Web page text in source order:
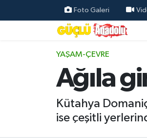
Foto Galeri
YAŞAM-ÇEVRE
Ağıla
Kütahya
ise çeşitli
Özel Haber
Resmi İlanlar
Ekonomi